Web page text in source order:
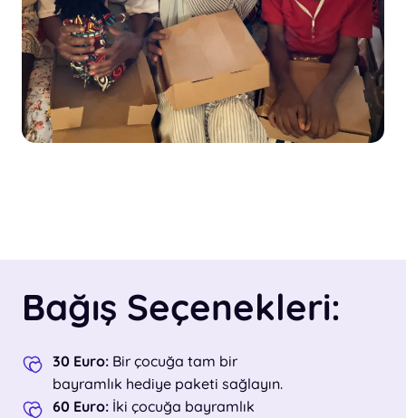
Bağış Seçenekleri:
30 Euro: Bir çocuğa tam bir
bayramlık hediye paketi sağlayın.
60 Euro: İki çocuğa bayramlık